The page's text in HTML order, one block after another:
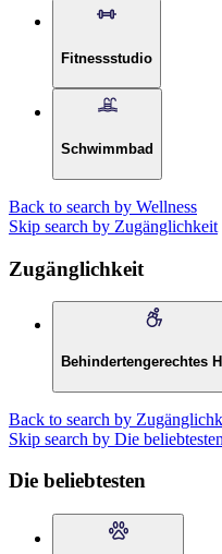
Fitnessstudio
Schwimmbad
Back to search by Wellness
Skip search by Zugänglichkeit
Zugänglichkeit
Behindertengerechtes
Back to search by
Skip search by Die beliebtesten
Die beliebtesten